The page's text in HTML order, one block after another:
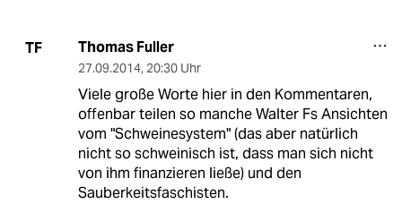
TF Thomas Fuller
27.09.2014, 20:30 Uhr
Viele große Worte hier in den Kommentaren,
offenbar teilen so manche Walter Fs Ansichten
vom "Schweinesystem" (das aber natürlich
nicht so schweinisch ist, dass man sich nicht
von ihm finanzieren ließe) und den
Sauberkeitsfaschisten.